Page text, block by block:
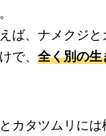
ば、ナメクジと
で、 全く別の生
カタツムリには